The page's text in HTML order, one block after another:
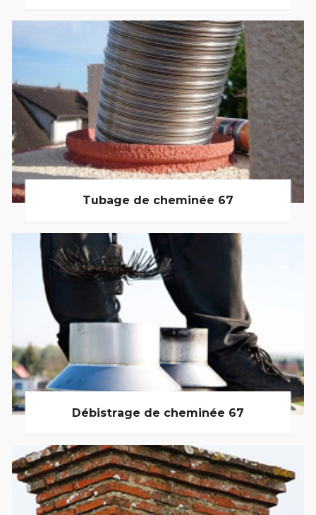
Tubage de cheminée 67
Débistrage de cheminée 67